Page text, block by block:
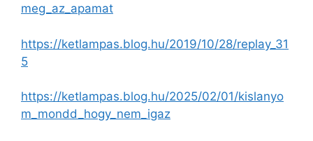
meg_az_apamat
https://ketlampas.blog.hu/2019/10/28/replay_31
5
https://ketlampas.blog.hu/2025/02/01/kislanyo
m_mondd_hogy_nem_igaz